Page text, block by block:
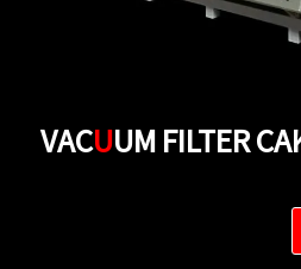
VACUUM FILTER